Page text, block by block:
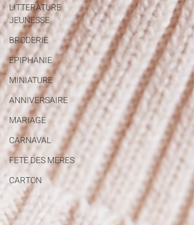
LITTERATURE
JEUNESSE
BRODERIE
EPIPHANIE
MINIATURE
ANNIVERSAIRE
MARIAGE
CARNAVAL
FETE DES MERES
CARTON